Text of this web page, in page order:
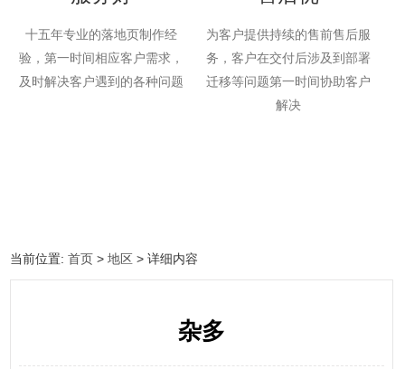
十五年专业的落地页制作经
验，第一时间相应客户需求，
及时解决客户遇到的各种问题
为客户提供持续的售前售后服
务，客户在交付后涉及到部署
迁移等问题第一时间协助客户
解决
当前位置:首页 >地区 > 详细内容
杂多